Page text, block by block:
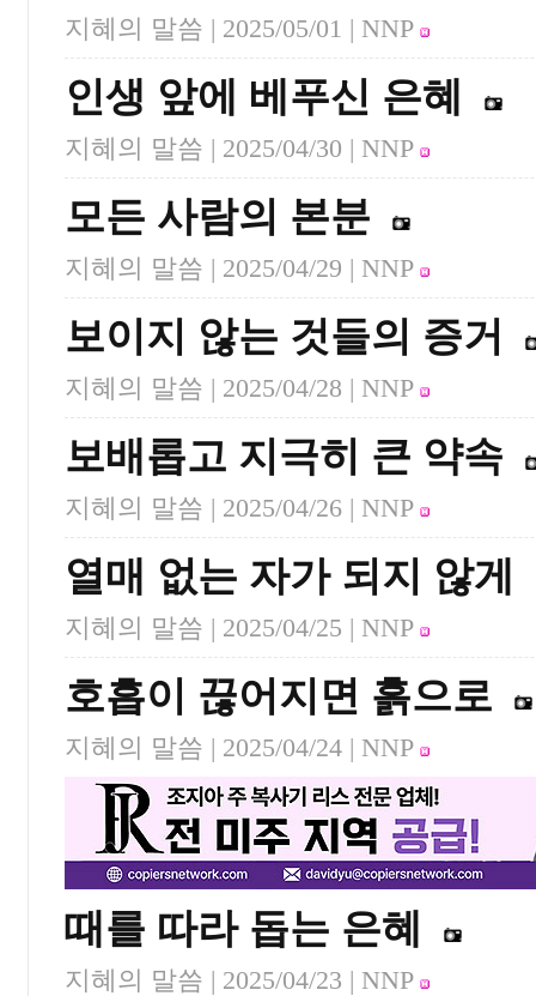
지혜의 말씀 | 2025/05/01 | NNP
인생 앞에 베푸신 은혜
지혜의 말씀 | 2025/04/30 | NNP
모든 사람의 본분
지혜의 말씀 | 2025/04/29 | NNP
보이지 않는 것들의 증거
지혜의 말씀 | 2025/04/28 | NNP
보배롭고 지극히 큰 약속
지혜의 말씀 | 2025/04/26 | NNP
열매 없는 자가 되지 않게
지혜의 말씀 | 2025/04/25 | NNP
호흡이 끊어지면 흙으로
지혜의 말씀 | 2025/04/24 | NNP
때를 따라 돕는 은혜
지혜의 말씀 | 2025/04/23 | NNP